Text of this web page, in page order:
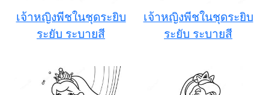
เจ้าหญิงพีชในชุดระยิบ
ระยับ ระบายสี
เจ้าหญิงพีชในชุดระยิบ
ระยับ ระบายสี